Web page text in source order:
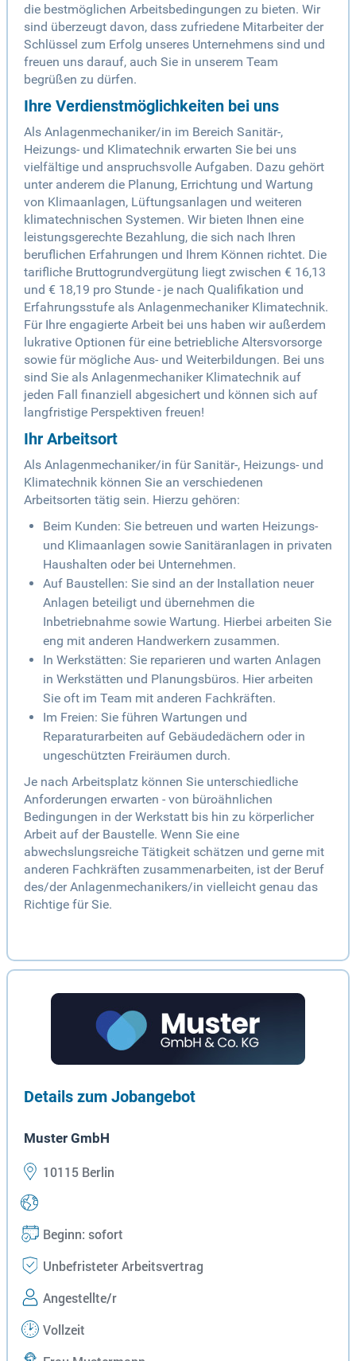
die bestmöglichen Arbeitsbedingungen zu bieten. Wir
sind überzeugt davon, dass zufriedene Mitarbeiter der
Schlüssel zum Erfolg unseres Unternehmens sind und
freuen uns darauf, auch Sie in unserem Team
begrüßen zu dürfen.
Ihre Verdienstmöglichkeiten bei uns
Als Anlagenmechaniker/in im Bereich Sanitär-,
Heizungs- und Klimatechnik erwarten Sie bei uns
vielfältige und anspruchsvolle Aufgaben. Dazu gehört
unter anderem die Planung, Errichtung und Wartung
von Klimaanlagen, Lüftungsanlagen und weiteren
klimatechnischen Systemen. Wir bieten Ihnen eine
leistungsgerechte Bezahlung, die sich nach Ihren
beruflichen Erfahrungen und Ihrem Können richtet. Die
tarifliche Bruttogrundvergütung liegt zwischen € 16,13
und € 18,19 pro Stunde - je nach Qualifikation und
Erfahrungsstufe als Anlagenmechaniker Klimatechnik.
Für Ihre engagierte Arbeit bei uns haben wir außerdem
lukrative Optionen für eine betriebliche Altersvorsorge
sowie für mögliche Aus- und Weiterbildungen. Bei uns
sind Sie als Anlagenmechaniker Klimatechnik auf
jeden Fall finanziell abgesichert und können sich auf
langfristige Perspektiven freuen!
Ihr Arbeitsort
Als Anlagenmechaniker/in für Sanitär-, Heizungs- und
Klimatechnik können Sie an verschiedenen
Arbeitsorten tätig sein. Hierzu gehören:
Beim Kunden: Sie betreuen und warten Heizungs-
und Klimaanlagen sowie Sanitäranlagen in privaten
Haushalten oder bei Unternehmen.
Auf Baustellen: Sie sind an der Installation neuer
Anlagen beteiligt und übernehmen die
Inbetriebnahme sowie Wartung. Hierbei arbeiten Sie
eng mit anderen Handwerkern zusammen.
In Werkstätten: Sie reparieren und warten Anlagen
in Werkstätten und Planungsbüros. Hier arbeiten
Sie oft im Team mit anderen Fachkräften.
Im Freien: Sie führen Wartungen und
Reparaturarbeiten auf Gebäudedächern oder in
ungeschützten Freiräumen durch.
Je nach Arbeitsplatz können Sie unterschiedliche
Anforderungen erwarten - von büroähnlichen
Bedingungen in der Werkstatt bis hin zu körperlicher
Arbeit auf der Baustelle. Wenn Sie eine
abwechslungsreiche Tätigkeit schätzen und gerne mit
anderen Fachkräften zusammenarbeiten, ist der Beruf
des/der Anlagenmechanikers/in vielleicht genau das
Richtige für Sie.
Details zum Jobangebot
Muster GmbH
10115 Berlin
Beginn: sofort
Unbefristeter Arbeitsvertrag
Angestellte/r
Vollzeit